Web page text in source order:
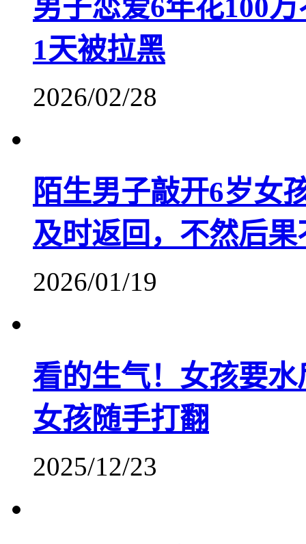
男子恋爱6年花100
1天被拉黑
2026/02/28
陌生男子敲开6岁女
及时返回，不然后果
2026/01/19
看的生气！女孩要
女孩随手打翻
2025/12/23